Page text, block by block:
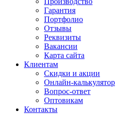
Гарантия
Портфолио
Отзывы
Реквизиты
Вакансии
Карта сайта
Клиентам
Скидки и акции
Онлайн-калькулятор
Вопрос-ответ
Оптовикам
Контакты